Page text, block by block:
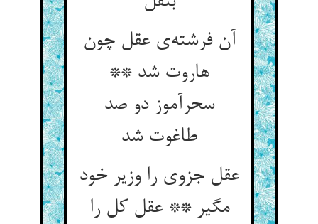
آن فرشته‌ی عقل چون
هاروت شد **
سحرآموز دو صد
طاغوت شد
عقل جزوی را وزیر خود
مگیر ** عقل کل را